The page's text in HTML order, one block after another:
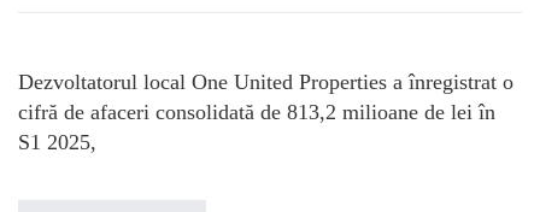
Dezvoltatorul local One United Properties a înregistrat o
cifră de afaceri consolidată de 813,2 milioane de lei în
S1 2025,